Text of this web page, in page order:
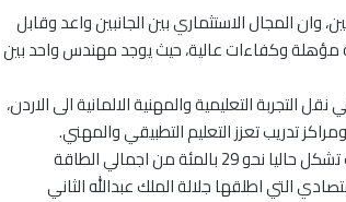
وان المجال الاستثماري بين الجانبين واعد وقابل
مؤهلة وكفاءات عالية، حيث يوجد مهندس واحد بين
التجربة التعليمية والمهنية الالمانية الى الاردن،
تدريب تعزز التعليم التطبيقي والمهني.
وبين ان الاردن حقق تقدما ملموسا في قطاع الطاقة المتجددة حيث تشكل حاليا نحو 29 بالمئة من اجمالي الطاقة
التي اطلقها جلالة الملك عبدالله الثاني